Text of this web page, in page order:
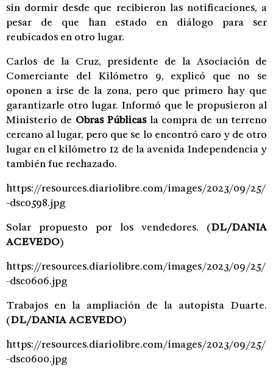
sin dormir desde que recibieron las notificaciones, a
pesar de que han estado en diálogo para ser
reubicados en otro lugar.
Carlos de la Cruz, presidente de la Asociación de
Comerciante del Kilómetro 9, explicó que no se
oponen a irse de la zona, pero que primero hay que
garantizarle otro lugar. Informó que le propusieron al
Ministerio de Obras Públicasla compra de un terreno
cercano al lugar, pero que se lo encontró caro y de otro
lugar en el kilómetro 12 de la avenida Independencia y
también fue rechazado.
https://resources.diariolibre.com/images/2023/09/25/
-dsc0598.jpg
Solar propuesto por los vendedores. (DL/DANIA
ACEVEDO)
https://resources.diariolibre.com/images/2023/09/25/
-dsc0606.jpg
Trabajos en la ampliación de la autopista Duarte.
(DL/DANIA ACEVEDO)
https://resources.diariolibre.com/images/2023/09/25/
-dsc0600.jpg